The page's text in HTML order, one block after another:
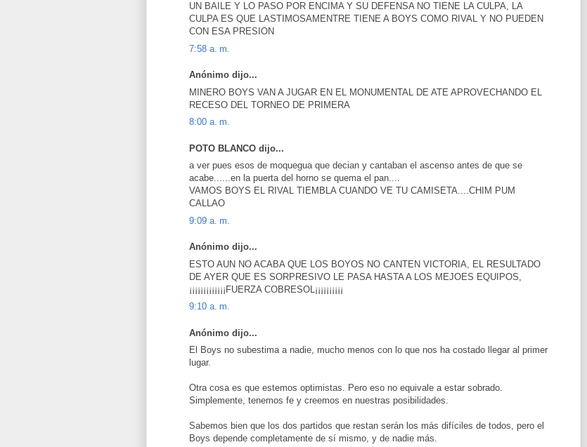
UN BAILE Y LO PASO POR ENCIMA Y SU DEFENSA NO TIENE LA CULPA, LA
CULPA ES QUE LASTIMOSAMENTRE TIENE A BOYS COMO RIVAL Y NO PUEDEN
CON ESA PRESION
7:58 a. m.
Anónimo dijo...
MINERO BOYS VAN A JUGAR EN EL MONUMENTAL DE ATE APROVECHANDO EL
RECESO DEL TORNEO DE PRIMERA
8:00 a. m.
POTO BLANCO dijo...
a ver pues esos de moquegua que decian y cantaban el ascenso antes de que se
acabe......en la puerta del horno se quema el pan....
VAMOS BOYS EL RIVAL TIEMBLA CUANDO VE TU CAMISETA....CHIM PUM
CALLAO
9:09 a. m.
Anónimo dijo...
ESTO AUN NO ACABA QUE LOS BOYOS NO CANTEN VICTORIA, EL RESULTADO
DE AYER QUE ES SORPRESIVO LE PASA HASTA A LOS MEJOES EQUIPOS,
¡¡¡¡¡¡¡¡¡¡¡¡¡FUERZA COBRESOL¡¡¡¡¡¡¡¡¡¡
9:10 a. m.
Anónimo dijo...
El Boys no subestima a nadie, mucho menos con lo que nos ha costado llegar al primer
lugar.
Otra cosa es que estemos optimistas. Pero eso no equivale a estar sobrado.
Simplemente, tenemos fe y creemos en nuestras posibilidades.
Sabemos bien que los dos partidos que restan serán los más difíciles de todos, pero el
Boys depende completamente de sí mismo, y de nadie más.